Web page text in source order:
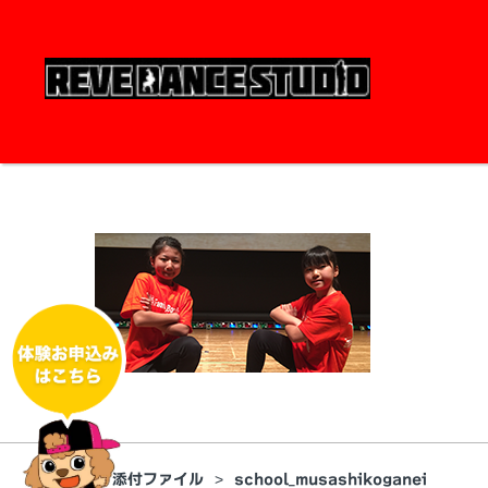
HOME 添付ファイル school_musashikoganei